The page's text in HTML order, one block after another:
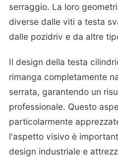
serraggio. La loro
diverse dalle viti a testa
dalle pozidriv e da altre
Il design della testa
rimanga completamente
serrata, garantendo un
professionale. Questo
particolarmente
l'aspetto visivo è
design industriale e